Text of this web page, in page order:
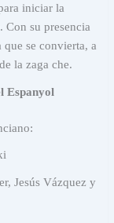
iniciar la
Con su presencia
se convierta, a
la zaga che.
Espanyol
Jesús Vázquez y